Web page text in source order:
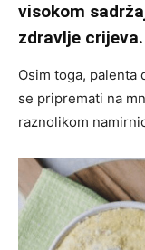
visokom
zdravlje crijeva.
Osim toga, palenta
se pripremati na
raznolikom